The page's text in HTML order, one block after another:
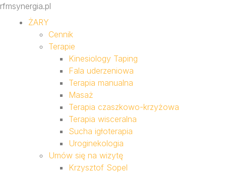
rfmsynergia.pl
ŻARY
Cennik
Terapie
Kinesiology Taping
Fala uderzeniowa
Terapia manualna
Masaż
Terapia czaszkowo-krzyżowa
Terapia wisceralna
Sucha igłoterapia
Uroginekologia
Umów się na wizytę
Krzysztof Sopel